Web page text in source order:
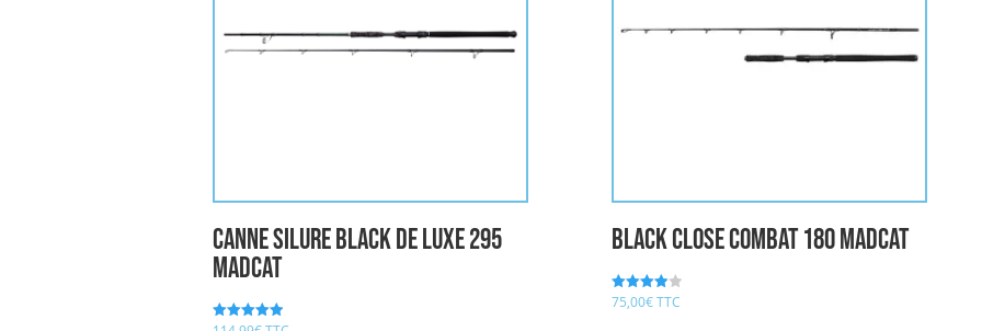
Canne Silure BLACK DE LUXE 295
MADCAT
BLACK CLOSE COMBAT 180 MADCAT
Note
75,00€ TTC